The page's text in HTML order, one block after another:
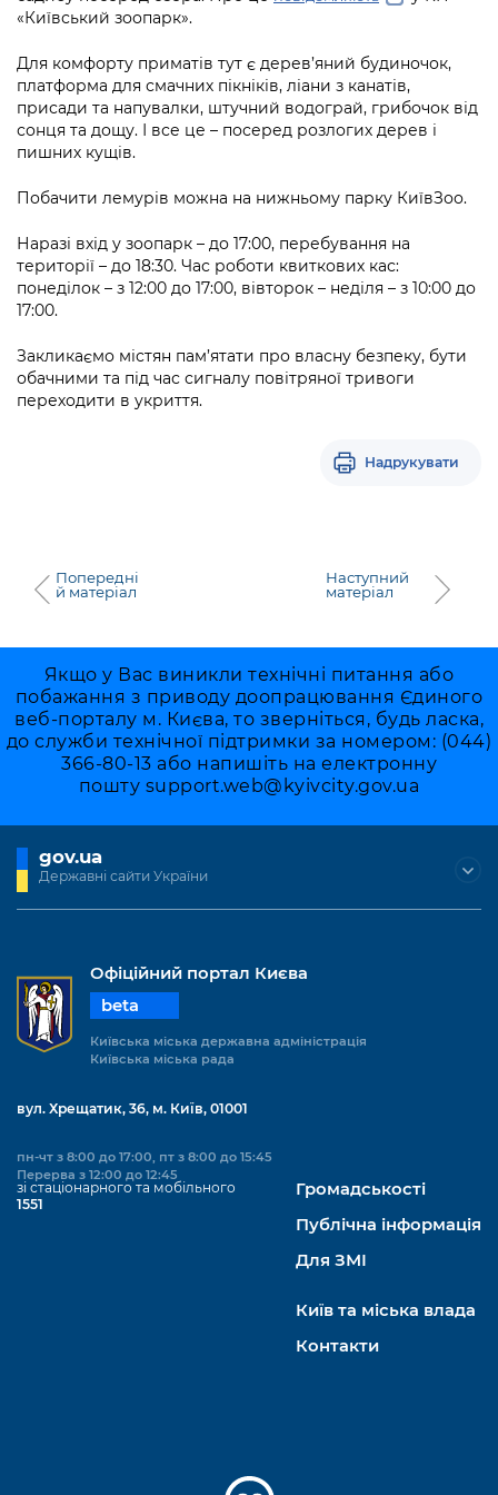
Підприємства, установи, організації
Kyiv International Relations
Річні звіти
Гендерна політика
Безбар'єрність
Київська міська військова адміністрація
Портал Захисників та Захисниць
Безбар'єрність
Портал послуг
Уряд» – місцевий рівень»
Важливе під час воєнного стану
Про відкриті дані
Портал даних Києва
Публічні дашборди
«Київський зоопарк».
Для комфорту приматів тут є дерев’яний будиночок,
платформа для смачних пікніків, ліани з канатів,
присади та напувалки, штучний водограй, грибочок від
сонця та дощу. І все це – посеред розлогих дерев і
пишних кущів.
Побачити лемурів можна на нижньому парку КиївЗоо.
Наразі вхід у зоопарк – до 17:00, перебування на
території – до 18:30. Час роботи квиткових кас:
понеділок – з 12:00 до 17:00, вівторок – неділя – з 10:00 до
17:00.
Закликаємо містян пам’ятати про власну безпеку, бути
обачними та під час сигналу повітряної тривоги
переходити в укриття.
Надрукувати
Попередні
й матеріал
Наступний
матеріал
Якщо у Вас виникли технічні питання або
побажання з приводу доопрацювання Єдиного
веб-порталу м. Києва, то зверніться, будь ласка,
до служби технічної підтримки за номером: (044)
366-80-13 або напишіть на електронну
пошту support.web@kyivcity.gov.ua
gov.ua
Державні сайти України
Офіційний портал Києва
beta
Київська міська державна адміністрація
Київська міська рада
вул. Хрещатик, 36, м. Київ, 01001
пн-чт з 8:00 до 17:00, пт з 8:00 до 15:45
Перерва з 12:00 до 12:45
зі стаціонарного та мобільного
1551
Громадськості
Публічна інформація
Для ЗМІ
Київ та міська влада
Контакти